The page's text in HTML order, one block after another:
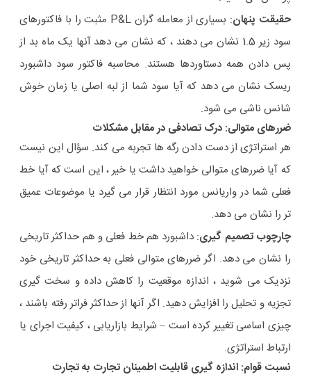
حقیقت پنهان
: بسیاری از معامله گران P&L مثبت را با فاکتورهای
سود زیر 1.5 نشان می دهند ، که نشان می دهد آنها یک ماه بد از
پس دادن همه دستاوردها هستند. محاسبه فاکتور سود داشبورد
ریسک نشان می دهد که آیا سود شما از لبه اصلی یا زمان خوش
شانس ناشی می شود.
ضررهای متوالی: درک تصادفی در مقابل مشکلات
هر استراتژی از دست دادن رگه ها تجربه می کند. سؤال این نیست
که آیا ضررهای متوالی خواهید داشت یا خیر ، این است که آیا خط
فعلی شما در واریانس مورد انتظار قرار می گیرد یا موضوعات عمیق
تر را نشان می دهد.
چارچوب تصمیم گیری: داشبورد هم خط فعلی و هم حداکثر تاریخی
را نشان می دهد. اگر ضررهای متوالی فعلی به حداکثر تاریخی خود
نزدیک می شوید ، اندازه موقعیت را کاهش داده و سخت گیری
تجزیه و تحلیل را افزایش دهید. اگر آنها از حداکثر فراتر رفته باشند ،
چیزی اساسی تغییر کرده است – شرایط بازاریابی ، کیفیت اجرای یا
ارتباط استراتژی.
نسبت قوام: اندازه گیری قابلیت اطمینان تجارت به تجارت